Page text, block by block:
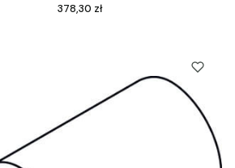
Cena
378,30 zł